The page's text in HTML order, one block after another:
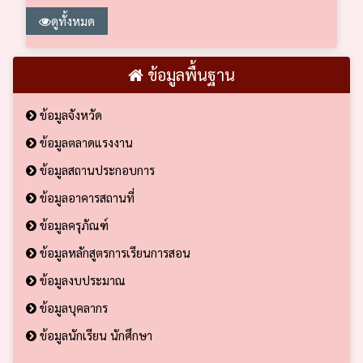
ดูทั้งหมด
ข้อมูลพื้นฐาน
ข้อมูลจังหวัด
ข้อมูลตลาดแรงงาน
ข้อมูลสถานประกอบการ
ข้อมูลอาคารสถานที่
ข้อมูลครุภัณฑ์
ข้อมูลหลักสูตรการเรียนการสอน
ข้อมูลงบประมาณ
ข้อมูลบุคลากร
ข้อมูลนักเรียน นักศึกษา